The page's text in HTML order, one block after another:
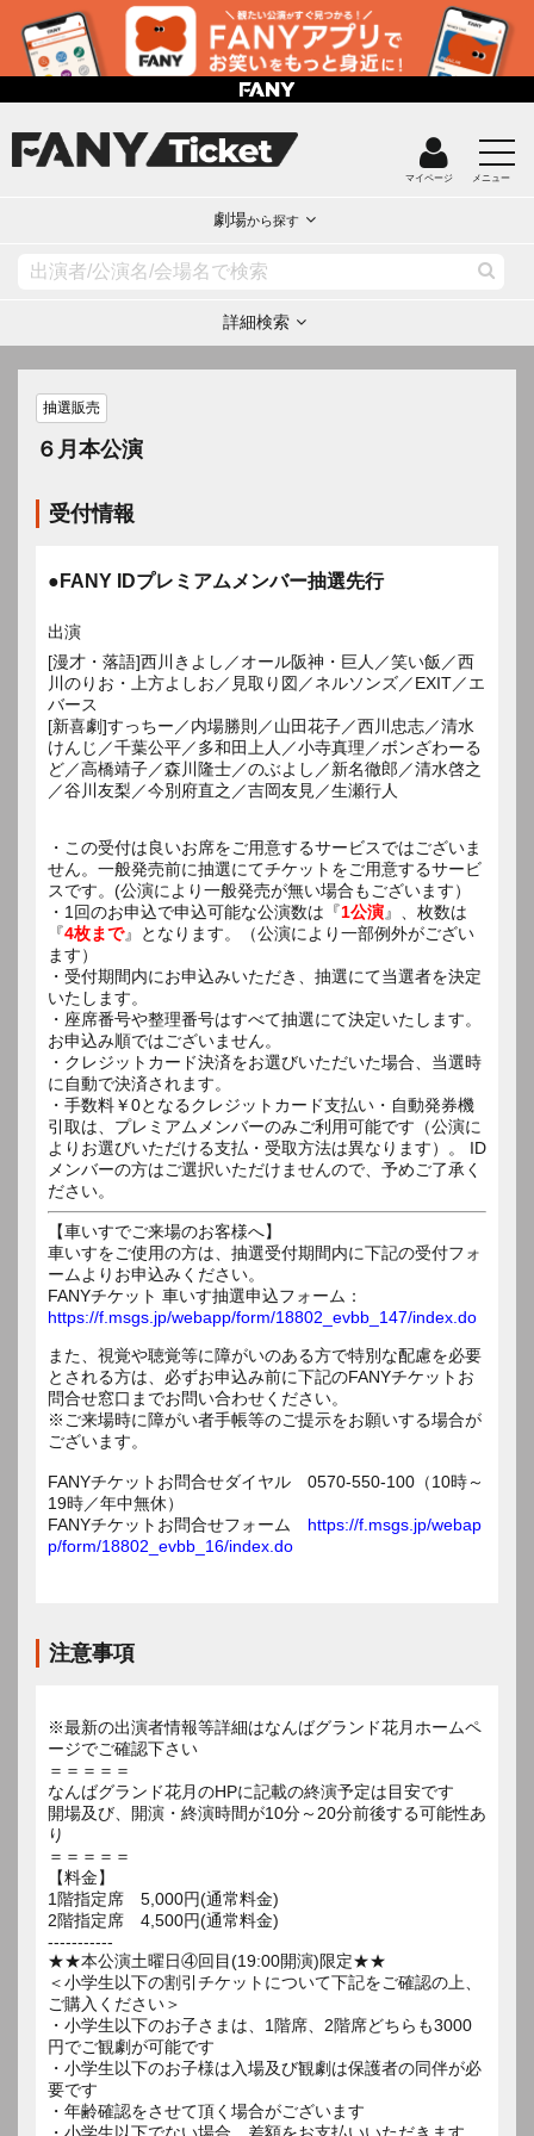
マイページ メニュー
劇場から探す
詳細検索
抽選販売
６月本公演
受付情報
●FANY IDプレミアムメンバー抽選先行
出演
[漫才・落語]西川きよし／オール阪神・巨人／笑い飯／西
川のりお・上方よしお／見取り図／ネルソンズ／EXIT／エ
バース
[新喜劇]すっちー／内場勝則／山田花子／西川忠志／清水
けんじ／千葉公平／多和田上人／小寺真理／ボンざわーる
ど／高橋靖子／森川隆士／のぶよし／新名徹郎／清水啓之
／谷川友梨／今別府直之／吉岡友見／生瀬行人
・この受付は良いお席をご用意するサービスではございま
せん。一般発売前に抽選にてチケットをご用意するサービ
スです。(公演により一般発売が無い場合もございます）
・1回のお申込で申込可能な公演数は『1公演』、枚数は
『4枚まで』となります。（公演により一部例外がござい
ます）
・受付期間内にお申込みいただき、抽選にて当選者を決定
いたします。
・座席番号や整理番号はすべて抽選にて決定いたします。
お申込み順ではございません。
・クレジットカード決済をお選びいただいた場合、当選時
に自動で決済されます。
・手数料￥0となるクレジットカード支払い・自動発券機
引取は、プレミアムメンバーのみご利用可能です（公演に
よりお選びいただける支払・受取方法は異なります）。 ID
メンバーの方はご選択いただけませんので、予めご了承く
ださい。
【車いすでご来場のお客様へ】
車いすをご使用の方は、抽選受付期間内に下記の受付フォ
ームよりお申込みください。
FANYチケット 車いす抽選申込フォーム：
https://f.msgs.jp/webapp/form/18802_evbb_147/index.do
また、視覚や聴覚等に障がいのある方で特別な配慮を必要
とされる方は、必ずお申込み前に下記のFANYチケットお
問合せ窓口までお問い合わせください。
※ご来場時に障がい者手帳等のご提示をお願いする場合が
ございます。
FANYチケットお問合せダイヤル 0570-550-100（10時～
19時／年中無休）
FANYチケットお問合せフォーム https://f.msgs.jp/webap
p/form/18802_evbb_16/index.do
注意事項
※最新の出演者情報等詳細はなんばグランド花月ホームペ
ージでご確認下さい
＝＝＝＝＝
なんばグランド花月のHPに記載の終演予定は目安です
開場及び、開演・終演時間が10分～20分前後する可能性あ
り
＝＝＝＝＝
【料金】
1階指定席 5,000円(通常料金)
2階指定席 4,500円(通常料金)
-----------
★★本公演土曜日④回目(19:00開演)限定★★
＜小学生以下の割引チケットについて下記をご確認の上、
ご購入ください＞
・小学生以下のお子さまは、1階席、2階席どちらも3000
円でご観劇が可能です
・小学生以下のお子様は入場及び観劇は保護者の同伴が必
要です
・年齢確認をさせて頂く場合がございます